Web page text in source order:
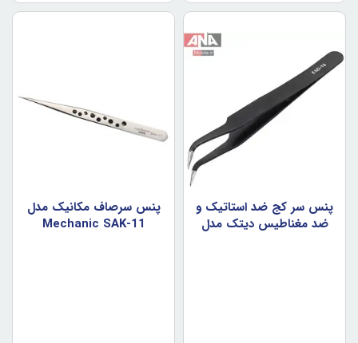
پنس سر کج ضد استاتيک و
ضد مغناطيس ديتک مدل
پنس سرصاف مکانيک مدل
Mechanic SAK-11